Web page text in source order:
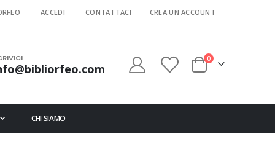
ACCEDI CONTATTACI CREA UN ACCOUNT
Cart
0elementi
CHI SIAMO